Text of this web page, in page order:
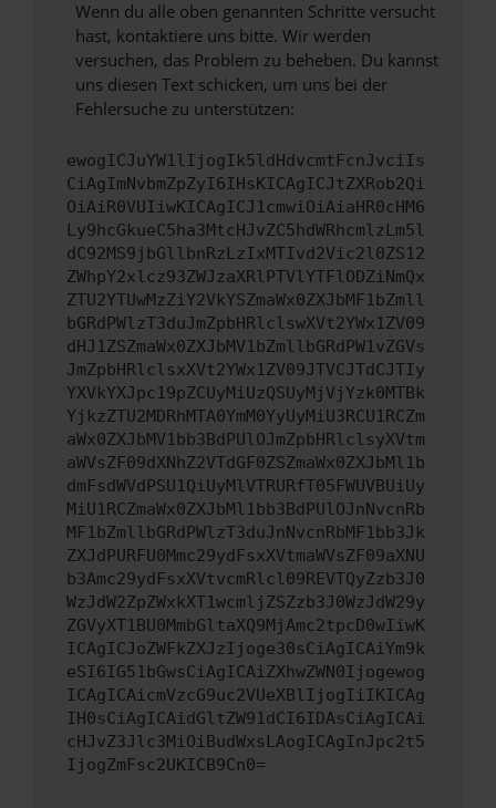
Wenn du alle oben genannten Schritte versucht
hast, kontaktiere uns bitte. Wir werden
versuchen, das Problem zu beheben. Du kannst
uns diesen Text schicken, um uns bei der
Fehlersuche zu unterstützen:
ewogICJuYW1lIjogIk5ldHdvcmtFcnJvciIs
CiAgImNvbmZpZyI6IHsKICAgICJtZXRob2Qi
OiAiR0VUIiwKICAgICJ1cmwiOiAiaHR0cHM6
Ly9hcGkueC5ha3MtcHJvZC5hdWRhcmlzLm5l
dC92MS9jbGllbnRzLzIxMTIvd2Vic2l0ZS12
ZWhpY2xlcz93ZWJzaXRlPTVlYTFlODZiNmQx
ZTU2YTUwMzZiY2VkYSZmaWx0ZXJbMF1bZmll
bGRdPWlzT3duJmZpbHRlclswXVt2YWx1ZV09
dHJ1ZSZmaWx0ZXJbMV1bZmllbGRdPW1vZGVs
JmZpbHRlclsxXVt2YWx1ZV09JTVCJTdCJTIy
YXVkYXJpc19pZCUyMiUzQSUyMjVjYzk0MTBk
YjkzZTU2MDRhMTA0YmM0YyUyMiU3RCU1RCZm
aWx0ZXJbMV1bb3BdPUlOJmZpbHRlclsyXVtm
aWVsZF09dXNhZ2VTdGF0ZSZmaWx0ZXJbMl1b
dmFsdWVdPSU1QiUyMlVTRURfT05FWUVBUiUy
MiU1RCZmaWx0ZXJbMl1bb3BdPUlOJnNvcnRb
MF1bZmllbGRdPWlzT3duJnNvcnRbMF1bb3Jk
ZXJdPURFU0Mmc29ydFsxXVtmaWVsZF09aXNU
b3Amc29ydFsxXVtvcmRlcl09REVTQyZzb3J0
WzJdW2ZpZWxkXT1wcmljZSZzb3J0WzJdW29y
ZGVyXT1BU0MmbGltaXQ9MjAmc2tpcD0wIiwK
ICAgICJoZWFkZXJzIjoge30sCiAgICAiYm9k
eSI6IG51bGwsCiAgICAiZXhwZWN0Ijogewog
ICAgICAicmVzcG9uc2VUeXBlIjogIiIKICAg
IH0sCiAgICAidGltZW91dCI6IDAsCiAgICAi
cHJvZ3Jlc3MiOiBudWxsLAogICAgInJpc2t5
IjogZmFsc2UKICB9Cn0=